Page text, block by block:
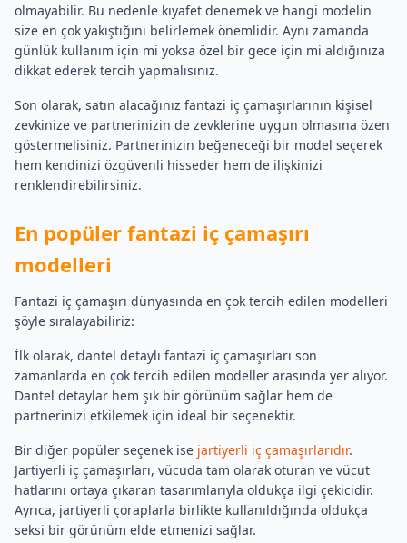
olmayabilir. Bu nedenle kıyafet denemek ve hangi modelin
size en çok yakıştığını belirlemek önemlidir. Aynı zamanda
günlük kullanım için mi yoksa özel bir gece için mi aldığınıza
dikkat ederek tercih yapmalısınız.
Son olarak, satın alacağınız fantazi iç çamaşırlarının kişisel
zevkinize ve partnerinizin de zevklerine uygun olmasına özen
göstermelisiniz. Partnerinizin beğeneceği bir model seçerek
hem kendinizi özgüvenli hisseder hem de ilişkinizi
renklendirebilirsiniz.
En popüler fantazi iç çamaşırı
modelleri
Fantazi iç çamaşırı dünyasında en çok tercih edilen modelleri
şöyle sıralayabiliriz:
İlk olarak, dantel detaylı fantazi iç çamaşırları son
zamanlarda en çok tercih edilen modeller arasında yer alıyor.
Dantel detaylar hem şık bir görünüm sağlar hem de
partnerinizi etkilemek için ideal bir seçenektir.
Bir diğer popüler seçenek ise jartiyerli iç çamaşırlarıdır.
Jartiyerli iç çamaşırları, vücuda tam olarak oturan ve vücut
hatlarını ortaya çıkaran tasarımlarıyla oldukça ilgi çekicidir.
Ayrıca, jartiyerli çoraplarla birlikte kullanıldığında oldukça
seksi bir görünüm elde etmenizi sağlar.